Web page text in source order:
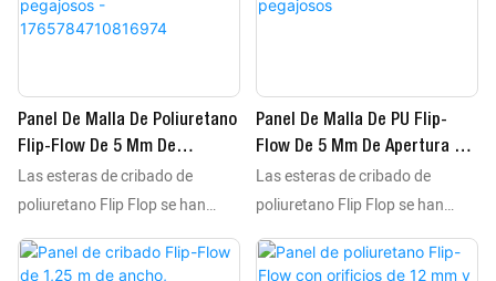
cribado flexibles resisten la
dimensional. Están diseñadas
para sistemas de atornillado y
sujeción, por lo que se adaptan
a todas las plataformas de
cribado del mundo,
independientemente de la marca
de la máquina, las dimensiones
cribado flexibles resisten la
dimensional. Están diseñadas
para sistemas de atornillado y
sujeción, por lo que se adaptan
a todas las plataformas de
cribado del mundo,
independientemente de la marca
de la máquina, las dimensiones
Panel De Malla De Poliuretano
Flip-Flow De 5 Mm De
Apertura Y 6 Mm De Espesor,
Antiobstrucción Para El
Pegajosos -
Las esteras de cribado de
poliuretano Flip Flop se han
utilizado durante décadas para
el cribado de materiales
Panel De Malla De PU Flip-
Flow De 5 Mm De Apertura Y 6
Mm De Espesor,
Antiobstrucción Para El
Pegajosos
Las esteras de cribado de
poliuretano Flip Flop se han
utilizado durante décadas para
el cribado de materiales